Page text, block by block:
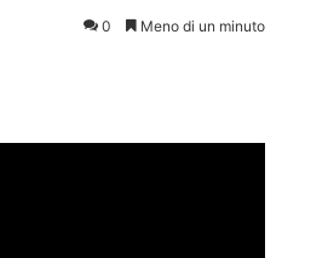
0 Meno di un minuto